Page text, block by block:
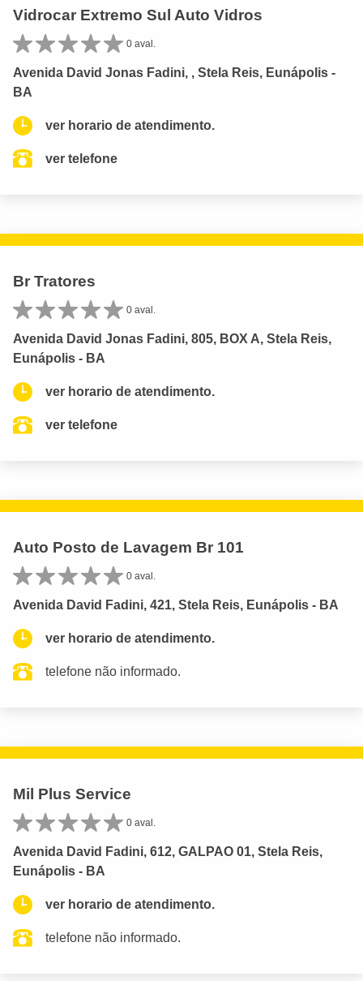
Vidrocar Extremo Sul Auto Vidros
0 aval.
Avenida David Jonas Fadini, , Stela Reis, Eunápolis -
BA
ver horario de atendimento.
ver telefone
Br Tratores
0 aval.
Avenida David Jonas Fadini, 805, BOX A, Stela Reis,
Eunápolis - BA
ver horario de atendimento.
ver telefone
Auto Posto de Lavagem Br 101
0 aval.
Avenida David Fadini, 421, Stela Reis, Eunápolis - BA
ver horario de atendimento.
telefone não informado.
Mil Plus Service
0 aval.
Avenida David Fadini, 612, GALPAO 01, Stela Reis,
Eunápolis - BA
ver horario de atendimento.
telefone não informado.